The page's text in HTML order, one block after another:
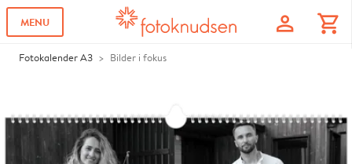
MENU profile shopping_cart
Fotokalender A3 Bilder i fokus